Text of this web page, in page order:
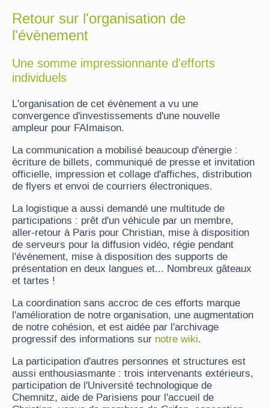
Retour sur l'organisation de
l'évènement
Une somme impressionnante d'efforts
individuels
L'organisation de cet évènement a vu une
convergence d'investissements d'une nouvelle
ampleur pour FAImaison.
La communication a mobilisé beaucoup d'énergie :
écriture de billets, communiqué de presse et invitation
officielle, impression et collage d'affiches, distribution
de flyers et envoi de courriers électroniques.
La logistique a aussi demandé une multitude de
participations : prêt d'un véhicule par un membre,
aller-retour à Paris pour Christian, mise à disposition
de serveurs pour la diffusion vidéo, régie pendant
l'évènement, mise à disposition des supports de
présentation en deux langues et... Nombreux gâteaux
et tartes !
La coordination sans accroc de ces efforts marque
l'amélioration de notre organisation, une augmentation
de notre cohésion, et est aidée par l'archivage
progressif des informations sur notre wiki.
La participation d'autres personnes et structures est
aussi enthousiasmante : trois intervenants extérieurs,
participation de l'Université technologique de
Chemnitz, aide de Parisiens pour l'accueil de